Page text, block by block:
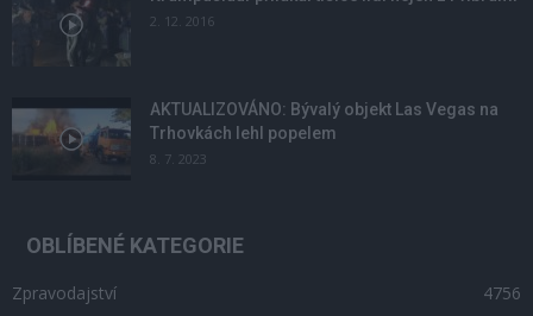
2. 12. 2016
AKTUALIZOVÁNO: Bývalý objekt Las Vegas na
Trhovkách lehl popelem
8. 7. 2023
OBLÍBENÉ KATEGORIE
Zpravodajství
4756